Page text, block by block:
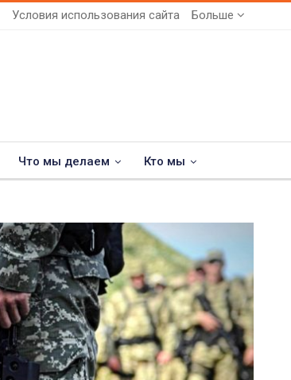
Условия использования сайта Больше
Что мы делаем Кто мы